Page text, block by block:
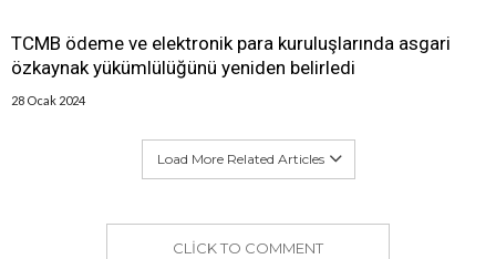
TCMB ödeme ve elektronik para kuruluşlarında asgari
özkaynak yükümlülüğünü yeniden belirledi
28 Ocak 2024
Load More Related Articles
CLICK TO COMMENT